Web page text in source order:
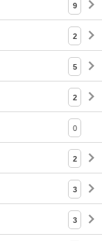
9
2
5
2
0
2
3
3